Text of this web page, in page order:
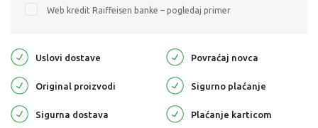
Web kredit Raiffeisen banke – pogledaj primer
Uslovi dostave Povraćaj novca
Original proizvodi Sigurno plaćanje
Sigurna dostava Plaćanje karticom